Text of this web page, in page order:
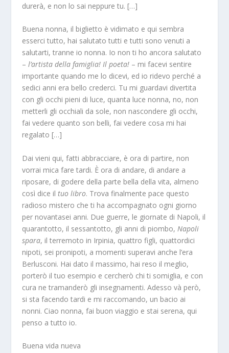
durerà, e non lo sai neppure tu. […]
Buena nonna, il biglietto è vidimato e qui sembra
esserci tutto, hai salutato tutti e tutti sono venuti a
salutarti, tranne io nonna. Io non ti ho ancora salutato
– l’artista della famiglia! Il poeta!– mi facevi sentire
importante quando me lo dicevi, ed io ridevo perché a
sedici anni era bello crederci. Tu mi guardavi divertita
con gli occhi pieni di luce, quanta luce nonna, no, non
metterli gli occhiali da sole, non nascondere gli occhi,
fai vedere quanto son belli, fai vedere cosa mi hai
regalato […]
Dai vieni qui, fatti abbracciare, è ora di partire, non
vorrai mica fare tardi. È ora di andare, di andare a
riposare, di godere della parte bella della vita, almeno
così dice il tuo libro. Trova finalmente pace questo
radioso mistero che ti ha accompagnato ogni giorno
per novantasei anni. Due guerre, le giornate di Napoli, il
quarantotto, il sessantotto, gli anni di piombo, Napoli
spara, il terremoto in Irpinia, quattro figli, quattordici
nipoti, sei pronipoti, a momenti superavi anche l’era
Berlusconi. Hai dato il massimo, hai reso il meglio,
porterò il tuo esempio e cercherò chi ti somiglia, e con
cura ne tramanderò gli insegnamenti. Adesso và però,
si sta facendo tardi e mi raccomando, un bacio ai
nonni. Ciao nonna, fai buon viaggio e stai serena, qui
penso a tutto io.
Buena vida nueva